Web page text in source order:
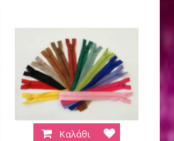
Καλάθι